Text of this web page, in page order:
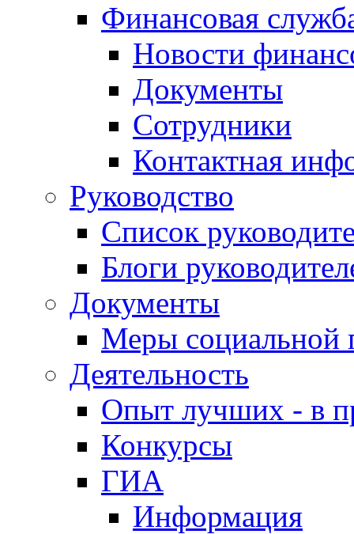
Финансовая
Новости
Документы
Сотрудники
Контактная
Руководство
Список
Блоги
Документы
Меры социальной
Деятельность
Опыт лучших - в
Конкурсы
ГИА
Информация